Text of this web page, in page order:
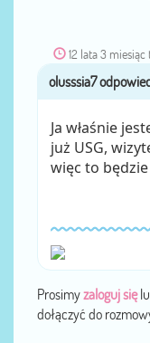
12 lata 3 miesiąc
Ja właśnie
już USG,
więc to
Prosimyzaloguj się
dołączyć do